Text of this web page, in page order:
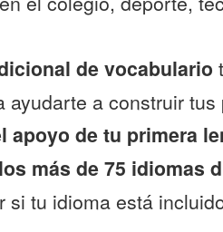
de vocabulario
ayudarte a construir
apoyo de tu primera
más de 75 idiomas
si tu idioma está